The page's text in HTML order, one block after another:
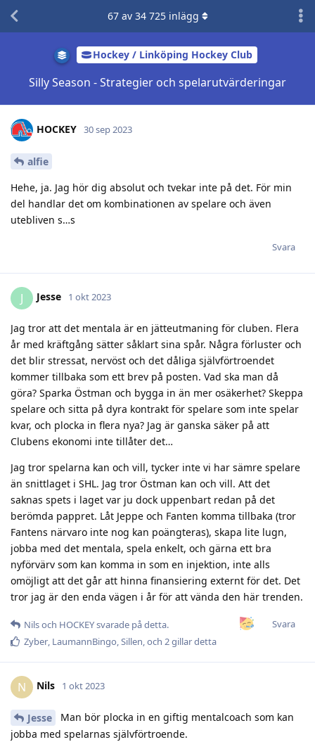
Hockey / Linköping Hockey Club
Silly Season - Strategier och spelarutvärderingar
67av 34 725inlägg
HOCKEY 30 sep 2023
alfie
Hehe, ja. Jag hör dig absolut och tvekar inte på det. För min
del handlar det om kombinationen av spelare och även
utebliven s…s
Svara
J Jesse 1 okt 2023
Jag tror att det mentala är en jätteutmaning för cluben. Flera
år med kräftgång sätter såklart sina spår. Några förluster och
det blir stressat, nervöst och det dåliga självförtroendet
kommer tillbaka som ett brev på posten. Vad ska man då
göra? Sparka Östman och bygga in än mer osäkerhet? Skeppa
spelare och sitta på dyra kontrakt för spelare som inte spelar
kvar, och plocka in flera nya? Jag är ganska säker på att
Clubens ekonomi inte tillåter det…
Jag tror spelarna kan och vill, tycker inte vi har sämre spelare
än snittlaget i SHL. Jag tror Östman kan och vill. Att det
saknas spets i laget var ju dock uppenbart redan på det
berömda pappret. Låt Jeppe och Fanten komma tillbaka (tror
Fantens närvaro inte nog kan poängteras), skapa lite lugn,
jobba med det mentala, spela enkelt, och gärna ett bra
nyförvärv som kan komma in som en injektion, inte alls
omöjligt att det går att hinna finansiering externt för det. Det
tror jag är den enda vägen i år för att vända den här trenden.
Svara
Nilsoch HOCKEYsvarade på detta.
Zyber LaumannBingo Sillen , och 2gillar detta
N Nils 1 okt 2023
Jesse
Man bör plocka in en giftig mentalcoach som kan
jobba med spelarnas självförtroende.